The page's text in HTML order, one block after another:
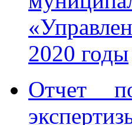
2020 годы
Отчет